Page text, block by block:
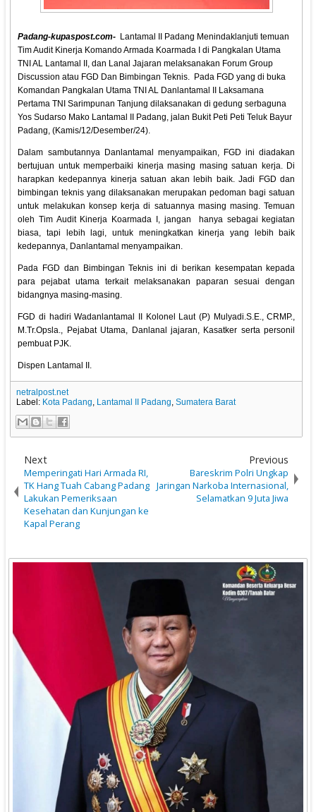
Padang-kupaspost.com- Lantamal II Padang Menindaklanjuti temuan
Tim Audit Kinerja Komando Armada Koarmada I di Pangkalan Utama
TNI AL Lantamal II, dan Lanal Jajaran melaksanakan Forum Group
Discussion atau FGD Dan Bimbingan Teknis. Pada FGD yang di buka
Komandan Pangkalan Utama TNI AL Danlantamal II Laksamana
Pertama TNI Sarimpunan Tanjung dilaksanakan di gedung serbaguna
Yos Sudarso Mako Lantamal II Padang, jalan Bukit Peti Peti Teluk Bayur
Padang, (Kamis/12/Desember/24).
Dalam sambutannya Danlantamal menyampaikan, FGD ini diadakan
bertujuan untuk memperbaiki kinerja masing masing satuan kerja. Di
harapkan kedepannya kinerja satuan akan lebih baik. Jadi FGD dan
bimbingan teknis yang dilaksanakan merupakan pedoman bagi satuan
untuk melakukan konsep kerja di satuannya masing masing. Temuan
oleh Tim Audit Kinerja Koarmada I, jangan hanya sebagai kegiatan
biasa, tapi lebih lagi, untuk meningkatkan kinerja yang lebih baik
kedepannya, Danlantamal menyampaikan.
Pada FGD dan Bimbingan Teknis ini di berikan kesempatan kepada
para pejabat utama terkait melaksanakan paparan sesuai dengan
bidangnya masing-masing.
FGD di hadiri Wadanlantamal II Kolonel Laut (P) Mulyadi.S.E., CRMP.,
M.Tr.Opsla., Pejabat Utama, Danlanal jajaran, Kasatker serta personil
pembuat PJK.
Dispen Lantamal II.
netralpost.net
Label: Kota Padang, Lantamal II Padang,Sumatera Barat
Next
Memperingati Hari Armada RI,
TK Hang Tuah Cabang Padang
Lakukan Pemeriksaan
Kesehatan dan Kunjungan ke
Kapal Perang
Previous
Bareskrim Polri Ungkap
Jaringan Narkoba Internasional,
Selamatkan 9 Juta Jiwa